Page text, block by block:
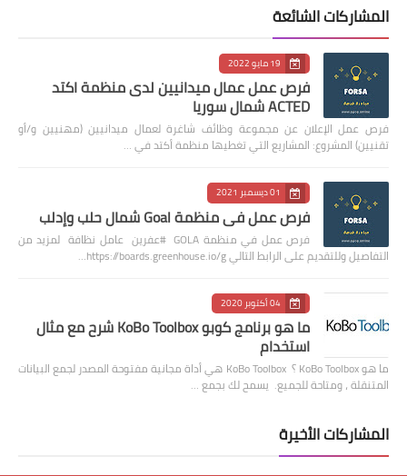
المشاركات الشائعة
19 مايو 2022
فرص عمل عمال ميدانيين لدى منظمة اكتد
ACTED شمال سوريا
فرص عمل الإعلان عن مجموعة وظائف شاغرة لعمال ميدانيين (مهنيين و/أو
تقنيين) المشروع: المشاريع التي تغطيها منظمة أكتد في …
01 ديسمبر 2021
فرص عمل في منظمة Goal شمال حلب وإدلب
فرص عمل في منظمة GOLA #عفرين عامل نظافة لمزيد من
التفاصيل وللتقديم على الرابط التالي https://boards.greenhouse.io/g…
04 أكتوبر 2020
ما هو برنامج كوبو KoBo Toolbox شرح مع مثال
استخدام
ما هو KoBo Toolbox ؟ KoBo Toolbox هي أداة مجانية مفتوحة المصدر لجمع البيانات
المتنقلة ، ومتاحة للجميع. يسمح لك بجمع …
المشاركات الأخيرة